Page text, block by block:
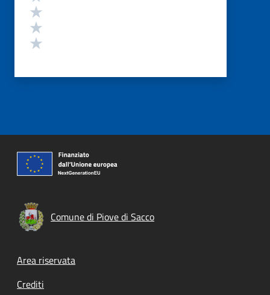
Comune di Piove di Sacco
Footer menu
Area riservata
Crediti